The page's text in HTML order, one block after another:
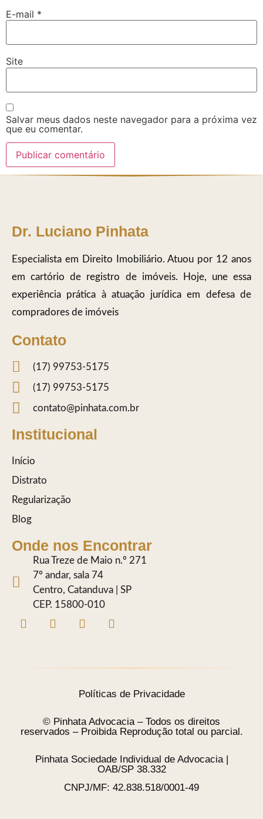
E-mail *
Site
Salvar meus dados neste navegador para a próxima vez
que eu comentar.
Dr. Luciano Pinhata
Especialista em Direito Imobiliário. Atuou por 12 anos
em cartório de registro de imóveis. Hoje, une essa
experiência prática à atuação jurídica em defesa de
compradores de imóveis
Contato
(17) 99753-5175
(17) 99753-5175
contato@pinhata.com.br
Institucional
Início
Distrato
Regularização
Blog
Onde nos Encontrar
Rua Treze de Maio n.º 271
7º andar, sala 74
Centro, Catanduva | SP
CEP. 15800-010
Políticas de Privacidade
© Pinhata Advocacia – Todos os direitos
reservados – Proibida Reprodução total ou parcial.
Pinhata Sociedade Individual de Advocacia |
OAB/SP 38.332
CNPJ/MF: 42.838.518/0001-49